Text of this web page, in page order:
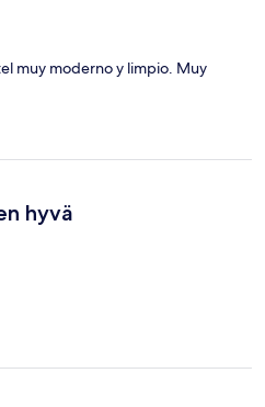
muy moderno y limpio. Muy
hyvä